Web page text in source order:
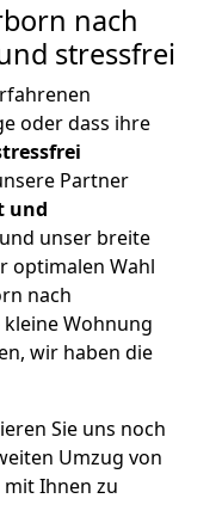
nach
stressfrei
oder dass ihre
Partner
und
unser breite
optimalen Wahl
nach
kleine Wohnung
wir haben die
Sie uns noch
Umzug von
Ihnen zu